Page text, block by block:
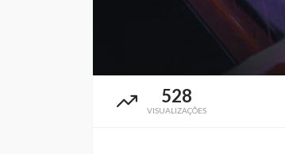
528
VISUALIZAÇÕES